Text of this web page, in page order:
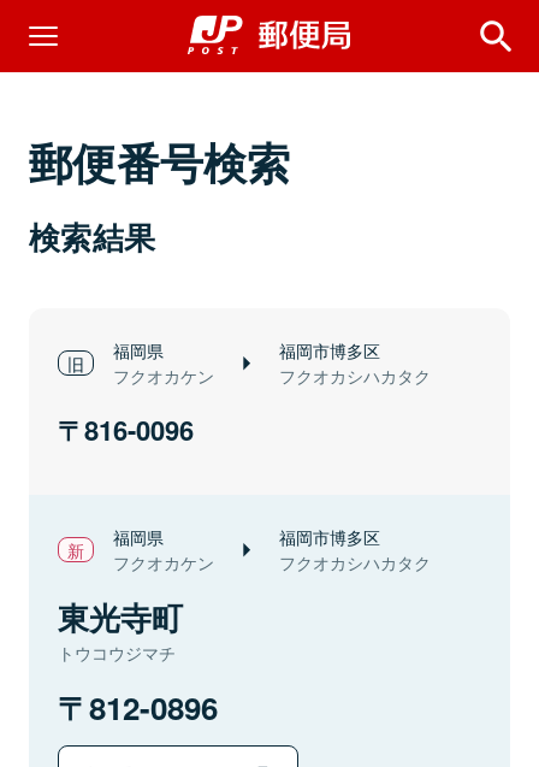
郵便番号検索
検索結果
福岡県
フクオカケン
福岡市博多区
フクオカシハカタク
816-0096
福岡県
フクオカケン
福岡市博多区
フクオカシハカタク
東光寺町
トウコウジマチ
812-0896